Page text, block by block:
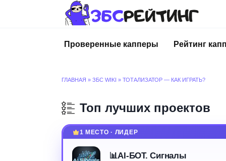
Проверенные капперы
Рейтинг
ГЛАВНАЯ » ЗБС WIKI » ТОТАЛИЗАТОР — КАК ИГРАТЬ?
Топ лучших проектов
1 МЕСТО · ЛИДЕР
📊AI-БОТ. Сигналы